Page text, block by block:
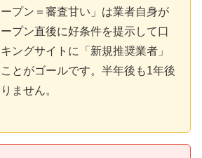
ープン＝審査甘い」は業者自身が
プン直後に好条件を提示して口
ングサイトに「新規推奨業者」
とがゴールです。半年後も1年後
ません。